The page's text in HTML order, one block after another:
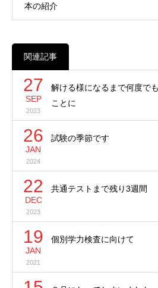
本の紹介
関連記事
27
SEP
2023
解ける様になるまで何度で
ことに
26
JAN
2024
試験の季節です
22
DEC
2023
共通テストまで残り3週間
19
JAN
2021
個別学力検査に向けて